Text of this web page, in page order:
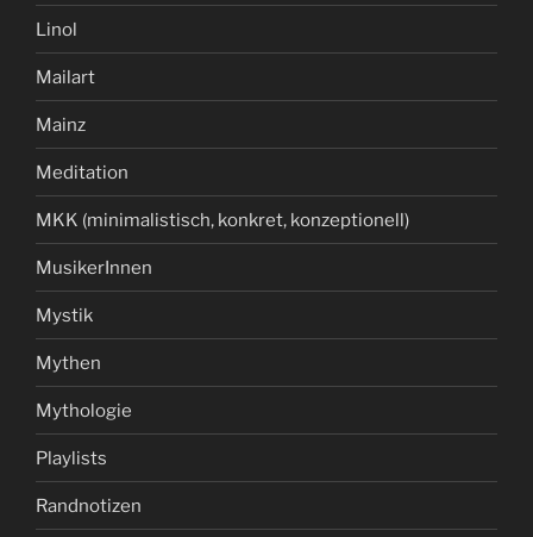
Linol
Mailart
Mainz
Meditation
MKK (minimalistisch, konkret, konzeptionell)
MusikerInnen
Mystik
Mythen
Mythologie
Playlists
Randnotizen